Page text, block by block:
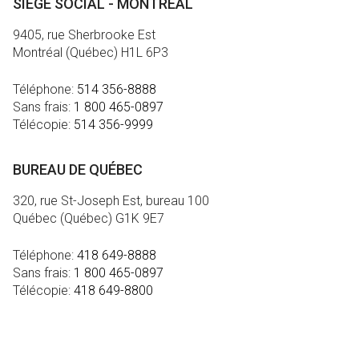
SIÈGE SOCIAL - MONTRÉAL
9405, rue Sherbrooke Est
Montréal (Québec) H1L 6P3
Téléphone: 514 356-8888
Sans frais: 1 800 465-0897
Télécopie: 514 356-9999
BUREAU DE QUÉBEC
320, rue St-Joseph Est, bureau 100
Québec (Québec) G1K 9E7
Téléphone: 418 649-8888
Sans frais: 1 800 465-0897
Télécopie: 418 649-8800